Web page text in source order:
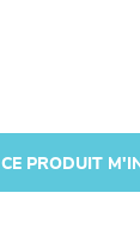
CE PRODUIT